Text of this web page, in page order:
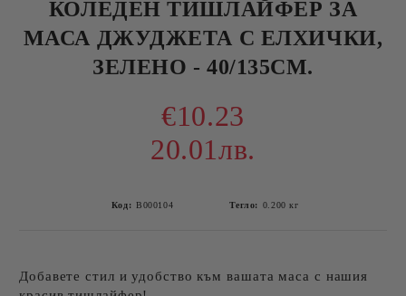
КОЛЕДЕН ТИШЛАЙФЕР ЗА
МАСА ДЖУДЖЕТА С ЕЛХИЧКИ,
ЗЕЛЕНО - 40/135СМ.
€10.23
20.01лв.
Код: B000104 Тегло: 0.200 кг
Добавете стил и удобство към вашата маса с нашия